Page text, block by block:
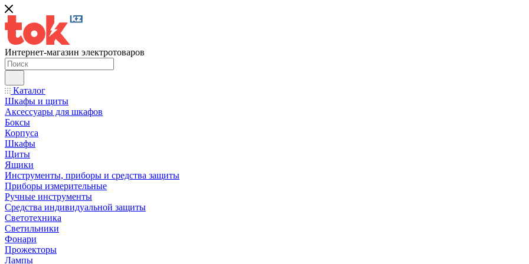
Интернет-магазин электротоваров
Каталог
Шкафы и щиты
Аксессуары для шкафов
Боксы
Корпуса
Шкафы
Щиты
Ящики
Инструменты, приборы и средства защиты
Приборы измерительные
Ручные инструменты
Средства индивидуальной защиты
Светотехника
Светильники
Фонари
Прожекторы
Лампы